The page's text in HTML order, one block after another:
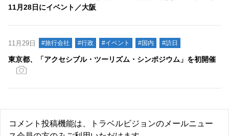
11月28日にイベント／大阪
11月29日 #旅行会社 #行政 #イベント #国内 #訪日
東京都、「アクセシブル・ツーリズム・シンポジウム」を初開催
コメント投稿機能は、トラベルビジョンのメールニュー